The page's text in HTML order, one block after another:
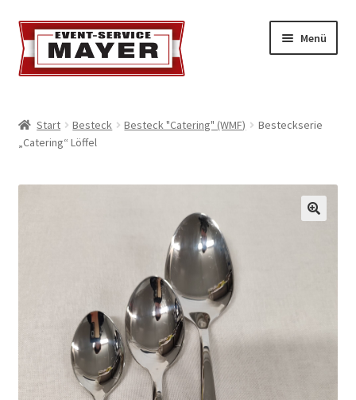
Menü
Event-Service
Standort & Öffnungszeiten
Geschäftsbedingungen
Start Besteck Besteck "Catering" (WMF)
Besteckserie
„Catering“ Löffel